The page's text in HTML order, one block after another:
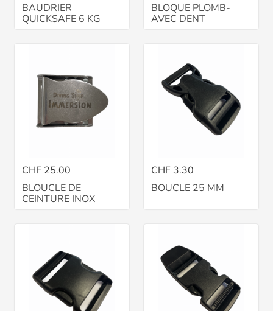
BAUDRIER
QUICKSAFE 6 KG
BLOQUE PLOMB-
AVEC DENT
CHF 25.00
BLOUCLE DE
CEINTURE INOX
CHF 3.30
BOUCLE 25 MM